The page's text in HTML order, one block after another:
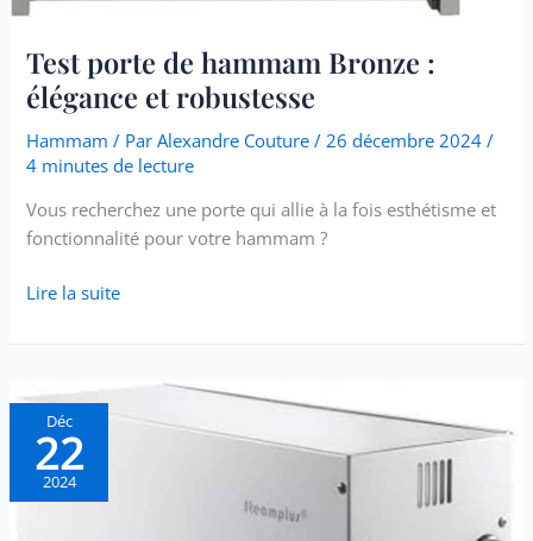
Test porte de hammam Bronze :
élégance et robustesse
Hammam / ParAlexandre Couture/ 26 décembre 2024/
4 minutes de lecture
Vous recherchez une porte qui allie à la fois esthétisme et
fonctionnalité pour votre hammam ?
Lire la suite
Déc
22
2024
Test
du
générateur
vapeur